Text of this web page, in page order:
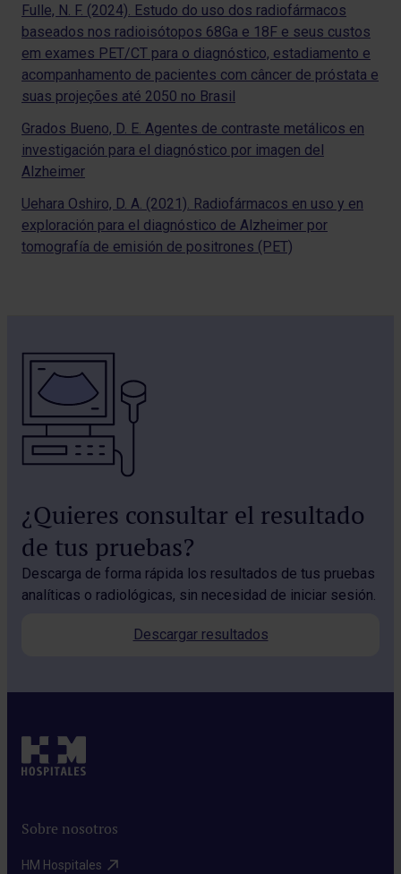
Fulle, N. F. (2024). Estudo do uso dos radiofármacos
baseados nos radioisótopos 68Ga e 18F e seus custos
em exames PET/CT para o diagnóstico, estadiamento e
acompanhamento de pacientes com câncer de próstata e
suas projeções até 2050 no Brasil
Grados Bueno, D. E. Agentes de contraste metálicos en
investigación para el diagnóstico por imagen del
Alzheimer
Uehara Oshiro, D. A. (2021). Radiofármacos en uso y en
exploración para el diagnóstico de Alzheimer por
tomografía de emisión de positrones (PET)
¿Quieres consultar el resultado
de tus pruebas?
Descarga de forma rápida los resultados de tus pruebas
analíticas o radiológicas, sin necesidad de iniciar sesión.
Descargar resultados
Sobre nosotros
HM Hospitales​